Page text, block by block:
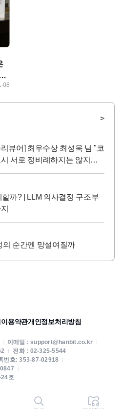
08
>
뷰어] 최우수상 최성욱 님 "코
서로 정비례하지는 않지
까? | LLM 의사결정 구조부
순간엔 망설여질까
이용약관개인정보처리방침
이메일 : support@hanbit.co.kr
전화 : 02-325-5544
번호: 353-87-02918
24호